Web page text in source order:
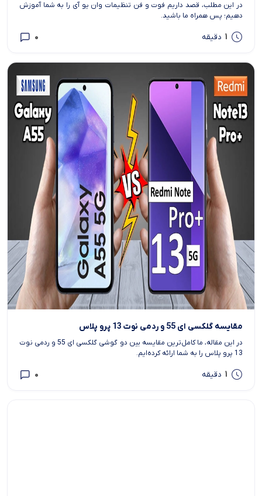
در این مطلب، قصد داریم فوت و فن تنظیمات وان یو آی را به شما آموزش
دهیم؛ پس همراه ما باشید.
1 دقیقه 0
مقایسه گلکسی ای 55 و ردمی نوت 13 پرو پلاس
در این مقاله، ما کامل‌ترین مقایسه بین دو گوشی گلکسی ای 55 و ردمی نوت
13 پرو پلاس را به شما ارائه کرده‌ایم.
1 دقیقه 0